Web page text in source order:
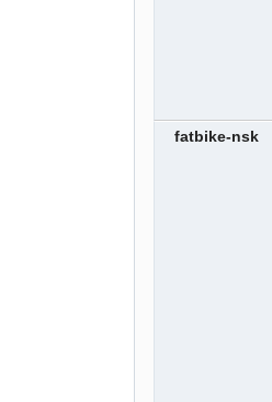
fatbike-nsk